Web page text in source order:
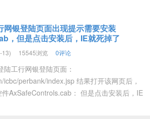
网银登陆页面出现提示需要安装
，但是点击安装后，IE就死掉了
13) 15545浏览 0评论
陆工行网银登陆页面：
perbank/index.jsp 结果打开该网页后，
AxSafeControls.cab： 但是点击安装后，IE